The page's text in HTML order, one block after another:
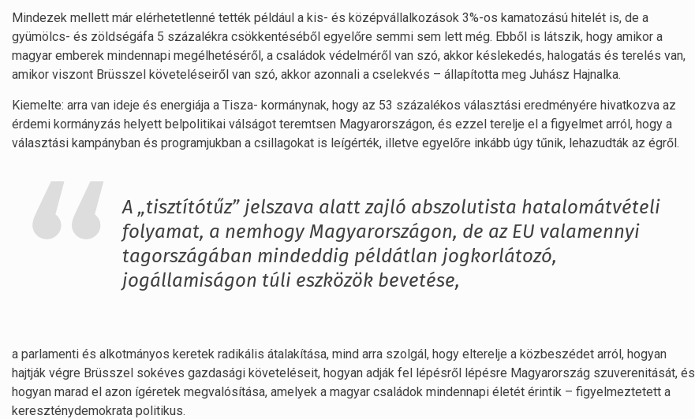
Mindezek mellett már elérhetetlenné tették például a kis- és középvállalkozások 3%-os kamatozású hitelét is, de a
gyümölcs- és zöldségáfa 5 százalékra csökkentéséből egyelőre semmi sem lett még. Ebből is látszik, hogy amikor a
magyar emberek mindennapi megélhetéséről, a családok védelméről van szó, akkor késlekedés, halogatás és terelés van,
amikor viszont Brüsszel követeléseiről van szó, akkor azonnali a cselekvés – állapította meg Juhász Hajnalka.
Kiemelte: arra van ideje és energiája a Tisza- kormánynak, hogy az 53 százalékos választási eredményére hivatkozva az
érdemi kormányzás helyett belpolitikai válságot teremtsen Magyarországon, és ezzel terelje el a figyelmet arról, hogy a
választási kampányban és programjukban a csillagokat is leígérték, illetve egyelőre inkább úgy tűnik, lehazudták az égről.
A „tisztítótűz” jelszava alatt zajló abszolutista hatalomátvételi
folyamat, a nemhogy Magyarországon, de az EU valamennyi
tagországában mindeddig példátlan jogkorlátozó,
jogállamiságon túli eszközök bevetése,
a parlamenti és alkotmányos keretek radikális átalakítása, mind arra szolgál, hogy elterelje a közbeszédet arról, hogyan
hajtják végre Brüsszel sokéves gazdasági követeléseit, hogyan adják fel lépésről lépésre Magyarország szuverenitását, és
hogyan marad el azon ígéretek megvalósítása, amelyek a magyar családok mindennapi életét érintik – figyelmeztetett a
kereszténydemokrata politikus.